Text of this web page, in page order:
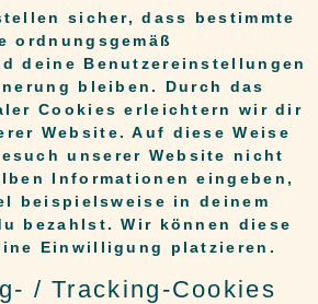
sicher, dass bestimmte
ordnungsgemäß
deine Benutzereinstellungen
bleiben. Durch das
Cookies erleichtern wir dir
Website. Auf diese Weise
unserer Website nicht
Informationen eingeben,
beispielsweise in deinem
bezahlst. Wir können diese
Einwilligung platzieren.
/ Tracking-Cookies